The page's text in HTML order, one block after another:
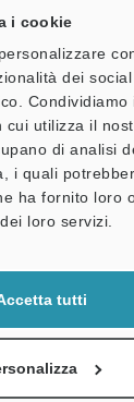
i cookie
dei
Condividiamo
cui utilizza il
di analisi
i quali
ha fornito loro
loro servizi.
tutti
10 m
10 m